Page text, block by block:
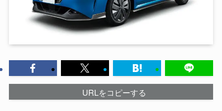
URLをコピーする